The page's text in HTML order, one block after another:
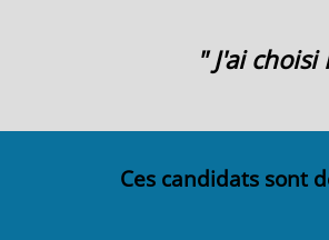
" J'ai
Ces candidats sont